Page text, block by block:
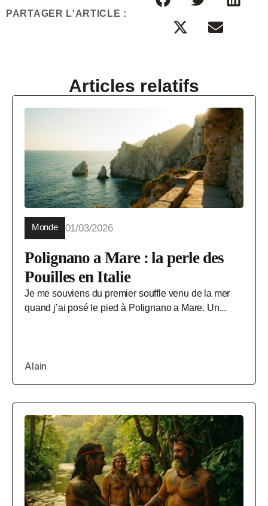
PARTAGER L'ARTICLE :
Articles relatifs
Monde 01/03/2026
Polignano a Mare : la perle des
Pouilles en Italie
Je me souviens du premier souffle venu de la mer
quand j’ai posé le pied à Polignano a Mare. Un...
Alain